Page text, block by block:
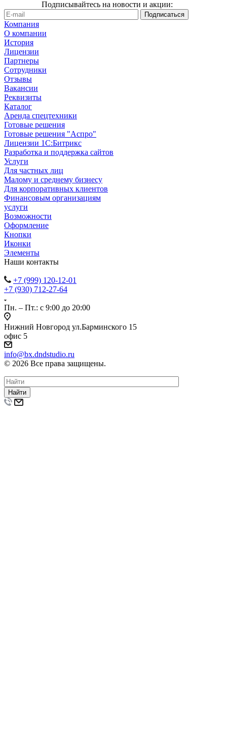
Подписывайтесь на новости и акции:
Компания
О компании
История
Лицензии
Партнеры
Сотрудники
Отзывы
Вакансии
Реквизиты
Каталог
Аренда спецтехники
Готовые решения
Готовые решения "Аспро"
Лицензии 1С:Битрикс
Разработка и поддержка сайтов
Услуги
Для частных лиц
Малому и среднему бизнесу
Для корпоративных клиентов
Финансовым организациям
услуги
Возможности
Оформление
Кнопки
Иконки
Элементы
Наши контакты
+7 (999) 120-12-01
+7 (930) 712-27-64
Пн. – Пт.: с 9:00 до 20:00
Нижний Новгород ул.Барминского 15
офис 5
info@bx.dndstudio.ru
© 2026 Все права защищены.
Найти